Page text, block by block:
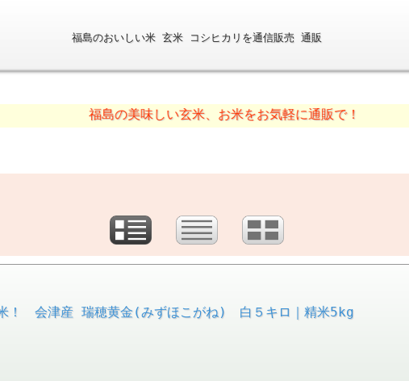
福島のおいしい米 玄米 コシヒカリを通信販売 通販
福島の美味しい玄米、お米をお気軽に通販で！
！ 会津産 瑞穂黄金(みずほこがね) 白５キロ｜精米5kg